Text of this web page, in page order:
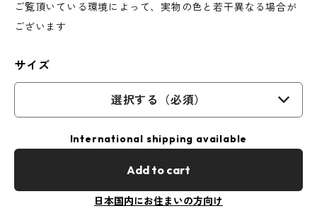
ご覧頂いている環境によって、実物の色と若干異なる場合が
ございます
サイズ
選択する（必須）
International shipping available
Add to cart
日本国内にお住まいの方向け